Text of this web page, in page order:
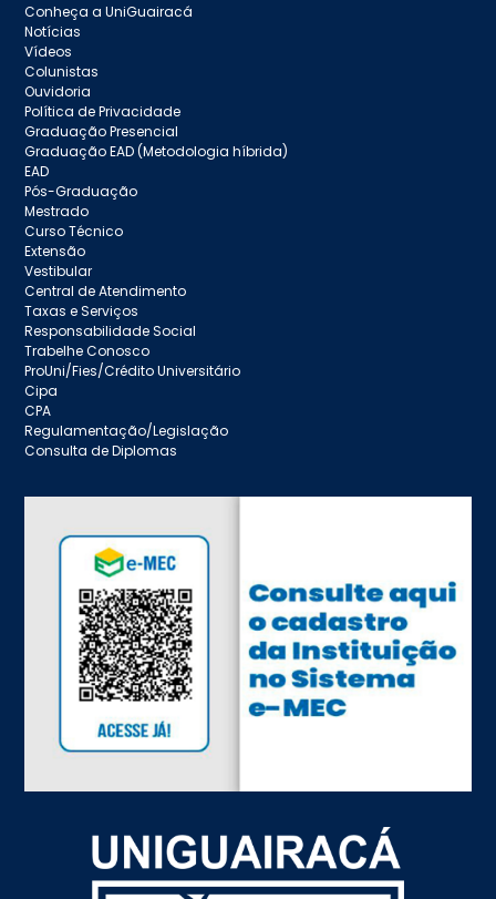
Conheça a UniGuairacá
Notícias
Vídeos
Colunistas
Ouvidoria
Política de Privacidade
Graduação Presencial
Graduação EAD (Metodologia híbrida)
EAD
Pós-Graduação
Mestrado
Curso Técnico
Extensão
Vestibular
Central de Atendimento
Taxas e Serviços
Responsabilidade Social
Trabelhe Conosco
ProUni/Fies/Crédito Universitário
Cipa
CPA
Regulamentação/Legislação
Consulta de Diplomas